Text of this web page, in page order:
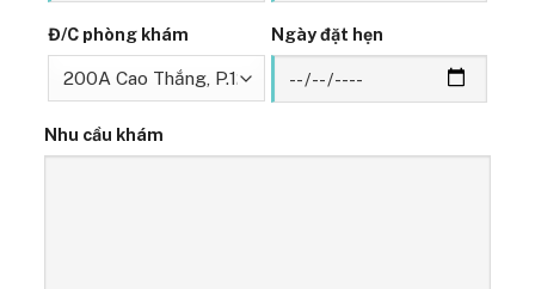
Đ/C phòng khám Ngày đặt hẹn
Nhu cầu khám